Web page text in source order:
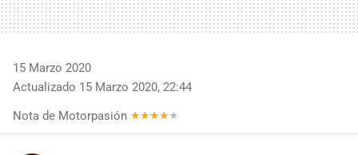
15 Marzo 2020
Actualizado 15 Marzo 2020, 22:44
Nota de Motorpasión